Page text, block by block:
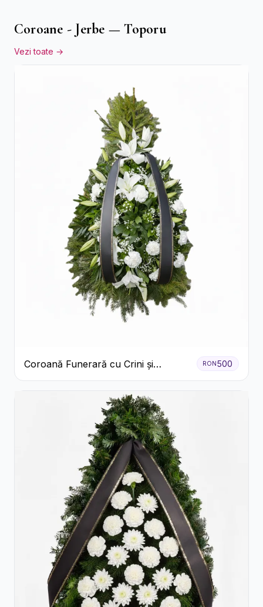
Coroane - Jerbe — Toporu
Vezi toate →
Coroană Funerară cu Crini și
Garoafe Albe
RON 500